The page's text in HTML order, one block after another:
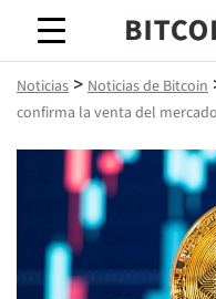
Noticias > Noticias de Bitcoin
confirma la venta del